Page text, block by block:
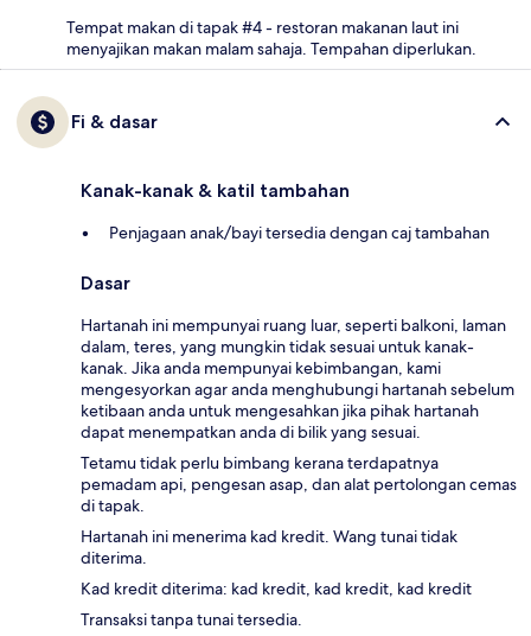
Tempat makan di tapak #4 - restoran makanan laut ini
menyajikan makan malam sahaja. Tempahan diperlukan.
Fi & dasar
Kanak-kanak & katil tambahan
Penjagaan anak/bayi tersedia dengan caj tambahan
Dasar
Hartanah ini mempunyai ruang luar, seperti balkoni, laman
dalam, teres, yang mungkin tidak sesuai untuk kanak-
kanak. Jika anda mempunyai kebimbangan, kami
mengesyorkan agar anda menghubungi hartanah sebelum
ketibaan anda untuk mengesahkan jika pihak hartanah
dapat menempatkan anda di bilik yang sesuai.
Tetamu tidak perlu bimbang kerana terdapatnya
pemadam api, pengesan asap, dan alat pertolongan cemas
di tapak.
Hartanah ini menerima kad kredit. Wang tunai tidak
diterima.
Kad kredit diterima: kad kredit, kad kredit, kad kredit
Transaksi tanpa tunai tersedia.